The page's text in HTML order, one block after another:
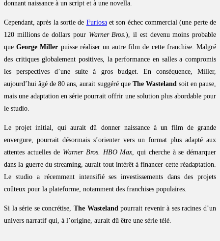
donnant naissance à un script et à une novella.
Cependant, après la sortie de Furiosaet son échec commercial (une perte de
120 millions de dollars pour Warner Bros.), il est devenu moins probable
queGeorge Miller puisse réaliser un autre film de cette franchise. Malgré
des critiques globalement positives, la performance en salles a compromis
les perspectives d’une suite à gros budget. En conséquence, Miller,
aujourd’hui âgé de 80 ans, aurait suggéré que The Wastelandsoit en pause,
mais une adaptation en série pourrait offrir une solution plus abordable pour
le studio.
Le projet initial, qui aurait dû donner naissance à un film de grande
envergure, pourrait désormais s’orienter vers un format plus adapté aux
attentes actuelles de Warner Bros. HBO Max, qui cherche à se démarquer
dans la guerre du streaming, aurait tout intérêt à financer cette réadaptation.
Le studio a récemment intensifié ses investissements dans des projets
coûteux pour la plateforme, notamment des franchises populaires.
Si la série se concrétise, The Wastelandpourrait revenir à ses racines d’un
univers narratif qui, à l’origine, aurait dû être une série télé.